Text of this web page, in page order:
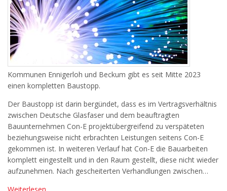
Kommunen Ennigerloh und Beckum gibt es seit Mitte 2023
einen kompletten Baustopp.
Der Baustopp ist darin bergündet, dass es im Vertragsverhältnis
zwischen Deutsche Glasfaser und dem beauftragten
Bauunternehmen Con-E projektübergreifend zu verspäteten
beziehungsweise nicht erbrachten Leistungen seitens Con-E
gekommen ist. In weiteren Verlauf hat Con-E die Bauarbeiten
komplett eingestellt und in den Raum gestellt, diese nicht wieder
aufzunehmen. Nach gescheiterten Verhandlungen zwischen…